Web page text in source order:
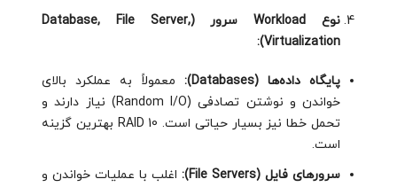
نوع Workload سرور (Database, File Server,
Virtualization):
پایگاه داده‌ها (Databases):
معمولاً به عملکرد بالای
خواندن و نوشتن تصادفی (Random I/O) نیاز دارند و
تحمل خطا نیز بسیار حیاتی است. RAID 10 بهترین گزینه
است.
سرورهای فایل (File Servers):
اغلب با عملیات خواندن و